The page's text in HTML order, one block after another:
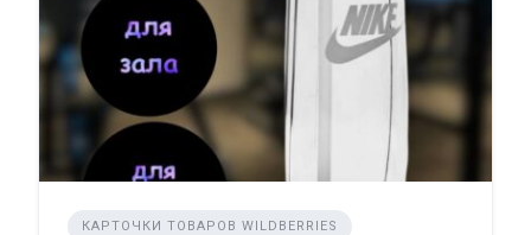
КАРТОЧКИ ТОВАРОВ WILDBERRIES